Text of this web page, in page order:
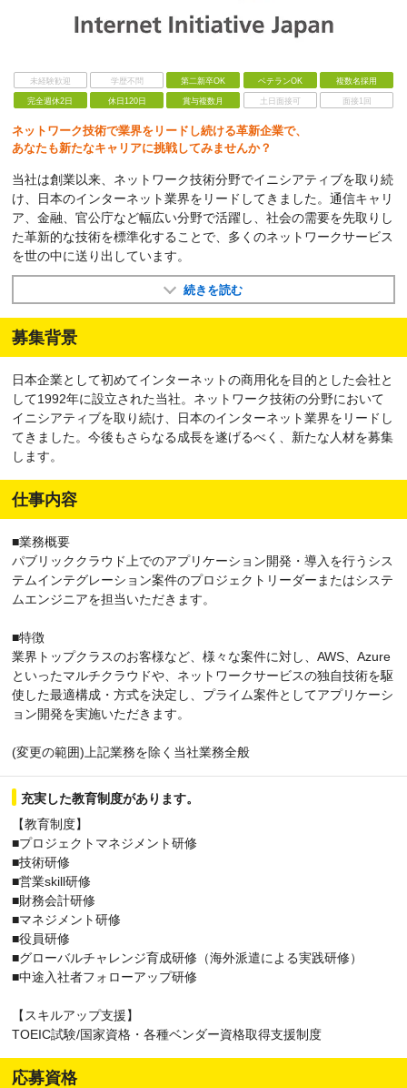
未経験歓迎 学歴不問 第二新卒OK ベテランOK 複数名採用
完全週休2日 休日120日 賞与複数月 土日面接可 面接1回
ネットワーク技術で業界をリードし続ける革新企業で、
あなたも新たなキャリアに挑戦してみませんか？
当社は創業以来、ネットワーク技術分野でイニシアティブを取り続
け、日本のインターネット業界をリードしてきました。通信キャリ
ア、金融、官公庁など幅広い分野で活躍し、社会の需要を先取りし
た革新的な技術を標準化することで、多くのネットワークサービス
を世の中に送り出しています。
続きを読む
募集背景
日本企業として初めてインターネットの商用化を目的とした会社と
して1992年に設立された当社。ネットワーク技術の分野において
イニシアティブを取り続け、日本のインターネット業界をリードし
てきました。今後もさらなる成長を遂げるべく、新たな人材を募集
します。
仕事内容
■業務概要
パブリッククラウド上でのアプリケーション開発・導入を行うシス
テムインテグレーション案件のプロジェクトリーダーまたはシステ
ムエンジニアを担当いただきます。
■特徴
業界トップクラスのお客様など、様々な案件に対し、AWS、Azure
といったマルチクラウドや、ネットワークサービスの独自技術を駆
使した最適構成・方式を決定し、プライム案件としてアプリケーシ
ョン開発を実施いただきます。
(変更の範囲)上記業務を除く当社業務全般
充実した教育制度があります。
【教育制度】
■プロジェクトマネジメント研修
■技術研修
■営業skill研修
■財務会計研修
■マネジメント研修
■役員研修
■グローバルチャレンジ育成研修（海外派遣による実践研修）
■中途入社者フォローアップ研修
【スキルアップ支援】
TOEIC試験/国家資格・各種ベンダー資格取得支援制度
応募資格